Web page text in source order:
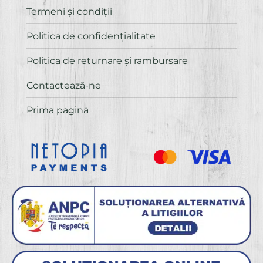
Termeni și condiții
Politica de confidenţialitate
Politica de returnare și rambursare
Contactează-ne
Prima pagină